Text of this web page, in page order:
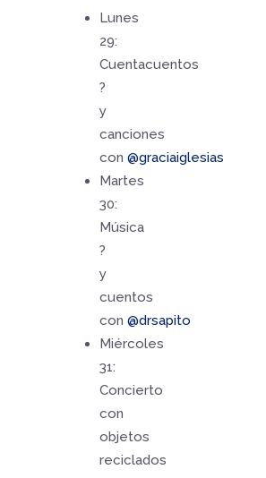
Lunes
29:
Cuentacuentos
?
y
canciones
con@graciaiglesias
Martes
30:
Música
?
y
cuentos
con@drsapito
Miércoles
31:
Concierto
con
objetos
reciclados